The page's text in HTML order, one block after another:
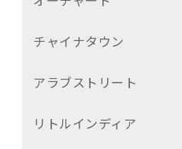
チャイナタウン
アラブストリート
リトルインディア